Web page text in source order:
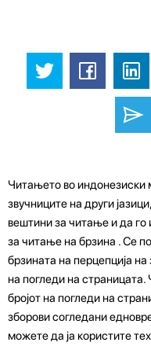
Читањето во индонезиски
звучниците на други
вештини за читање и да го
за читање на брзина . Се
брзината на перцепција
на погледи на
бројот на погледи на
зборови согледани
можете да ја користите